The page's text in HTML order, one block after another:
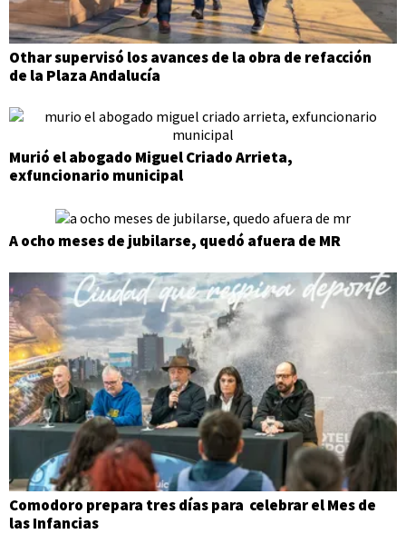
Othar supervisó los avances de la obra de refacción
de la Plaza Andalucía
Murió el abogado Miguel Criado Arrieta,
exfuncionario municipal
A ocho meses de jubilarse, quedó afuera de MR
Comodoro prepara tres días para celebrar el Mes de
las Infancias